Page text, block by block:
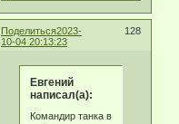
Поделиться 128
2023-
10-04 20:13:23
Eвгeний
написал(а):
Командир танка в